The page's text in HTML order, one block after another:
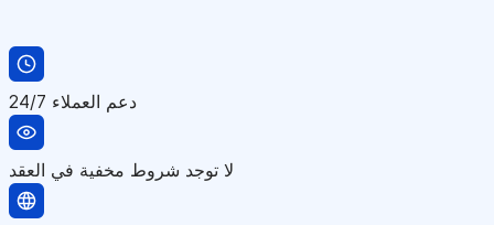
دعم العملاء 24/7
لا توجد شروط مخفية في العقد